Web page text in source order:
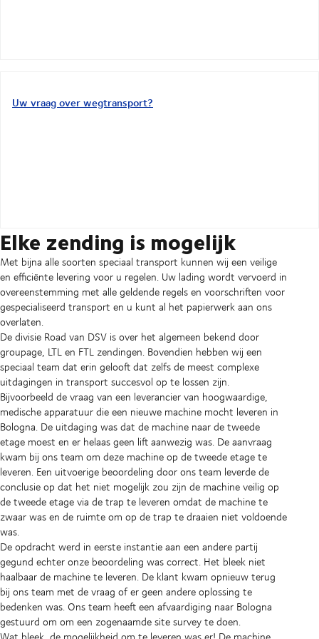
Uw vraag over wegtransport?
Elke zending is mogelijk
Met bijna alle soorten speciaal transport kunnen wij een veilige
en efficiënte levering voor u regelen. Uw lading wordt vervoerd in
overeenstemming met alle geldende regels en voorschriften voor
gespecialiseerd transport en u kunt al het papierwerk aan ons
overlaten.
De divisie Road van DSV is over het algemeen bekend door
groupage, LTL en FTL zendingen. Bovendien hebben wij een
speciaal team dat erin gelooft dat zelfs de meest complexe
uitdagingen in transport succesvol op te lossen zijn.
Bijvoorbeeld de vraag van een leverancier van hoogwaardige,
medische apparatuur die een nieuwe machine mocht leveren in
Bologna. De uitdaging was dat de machine naar de tweede
etage moest en er helaas geen lift aanwezig was. De aanvraag
kwam bij ons team om deze machine op de tweede etage te
leveren. Een uitvoerige beoordeling door ons team leverde de
conclusie op dat het niet mogelijk zou zijn de machine veilig op
de tweede etage via de trap te leveren omdat de machine te
zwaar was en de ruimte om op de trap te draaien niet voldoende
was.
De opdracht werd in eerste instantie aan een andere partij
gegund echter onze beoordeling was correct. Het bleek niet
haalbaar de machine te leveren. De klant kwam opnieuw terug
bij ons team met de vraag of er geen andere oplossing te
bedenken was. Ons team heeft een afvaardiging naar Bologna
gestuurd om om een zogenaamde site survey te doen.